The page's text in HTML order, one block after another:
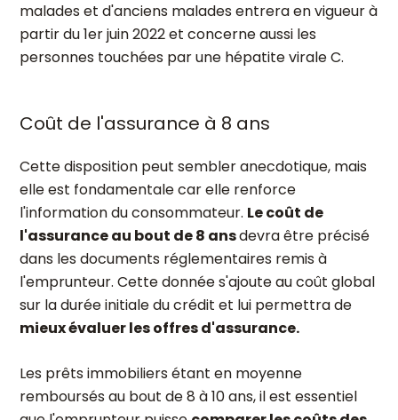
malades et d'anciens malades entrera en vigueur à
partir du 1er juin 2022 et concerne aussi les
personnes touchées par une hépatite virale C.
Coût de l'assurance à 8 ans
Cette disposition peut sembler anecdotique, mais
elle est fondamentale car elle renforce
l'information du consommateur. Le coût de
l'assurance au bout de 8 ansdevra être précisé
dans les documents réglementaires remis à
l'emprunteur. Cette donnée s'ajoute au coût global
sur la durée initiale du crédit et lui permettra de
mieux évaluer les offres d'assurance.
Les prêts immobiliers étant en moyenne
remboursés au bout de 8 à 10 ans, il est essentiel